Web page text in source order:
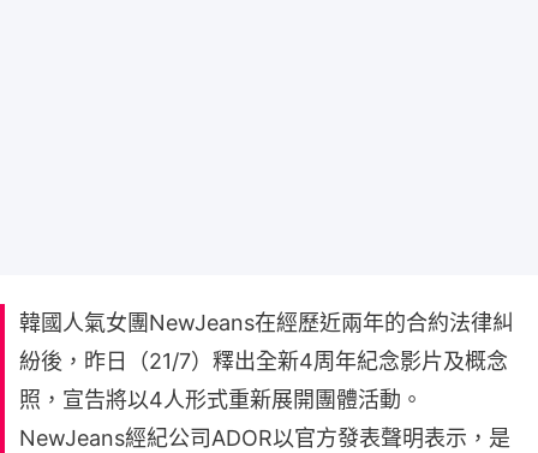
韓國人氣女團NewJeans在經歷近兩年的合約法律糾
紛後，昨日（21/7）釋出全新4周年紀念影片及概念
照，宣告將以4人形式重新展開團體活動。
NewJeans經紀公司ADOR以官方發表聲明表示，是